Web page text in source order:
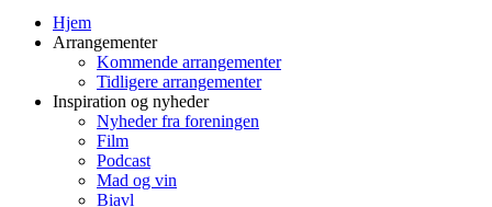
Hjem
Arrangementer
Kommende arrangementer
Tidligere arrangementer
Inspiration og nyheder
Nyheder fra foreningen
Film
Podcast
Mad og vin
Biavl